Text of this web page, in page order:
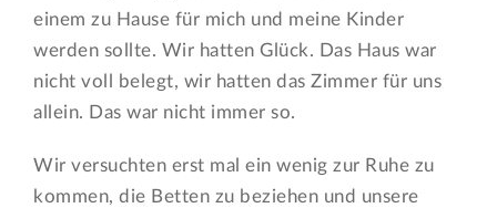
einem zu Hause für mich und meine Kinder
werden sollte. Wir hatten Glück. Das Haus war
nicht voll belegt, wir hatten das Zimmer für uns
allein. Das war nicht immer so.
Wir versuchten erst mal ein wenig zur Ruhe zu
kommen, die Betten zu beziehen und unsere